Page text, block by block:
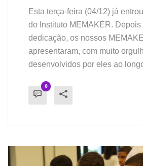
Esta terça-feira (04/12) já
do Instituto MEMAKER. Depois
dedicação, os nossos
apresentaram, com muito
desenvolvidos por eles ao
0